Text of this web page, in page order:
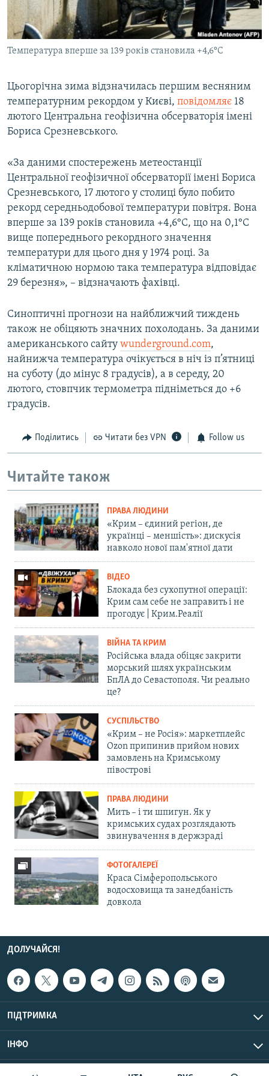
ВІДЕОУРОКИ «ELIFBE»
СВІДЧЕННЯ ОКУПАЦІЇ
УКРАЇНСЬКА ПРОБЛЕМА КРИМУ
Русский
Qırımtatar
Усі сайти RFE/RL
Температура вперше за 139 років становила +4,6°С
Цьогорічна зима відзначилась першим весняним
температурним рекордом у Києві, повідомляє 18
лютого Центральна геофізична обсерваторія імені
Бориса Срезневського.
«За даними спостережень метеостанції
Центральної геофізичної обсерваторії імені Бориса
Срезневського, 17 лютого у столиці було побито
рекорд середньодобової температури повітря. Вона
вперше за 139 років становила +4,6°С, що на 0,1°С
вище попереднього рекордного значення
температури для цього дня у 1974 році. За
кліматичною нормою така температура відповідає
29 березня», – відзначають фахівці.
Синоптичні прогнози на найближчий тиждень
також не обіцяють значних похолодань. За даними
американського сайту wunderground.com,
найнижча температура очікується в ніч із п’ятниці
на суботу (до мінус 8 градусів), а в середу, 20
лютого, стовпчик термометра підніметься до +6
градусів.
Поділитись Читати без VPN Follow us
Читайте також
ПРАВА ЛЮДИНИ
«Крим – єдиний регіон, де
українці – меншість»: дискусія
навколо нової пам'ятної дати
ВІДЕО
Блокада без сухопутної операції:
Крим сам себе не заправить і не
прогодує | Крим.Реалії
ВІЙНА ТА КРИМ
Російська влада обіцяє закрити
морський шлях українським
БпЛА до Севастополя. Чи реально
це?
СУСПІЛЬСТВО
«Крим – не Росія»: маркетплейс
Ozon припинив прийом нових
замовлень на Кримському
півострові
ПРАВА ЛЮДИНИ
Мить – і ти шпигун. Як у
кримських судах розглядають
звинувачення в держзраді
ФОТОГАЛЕРЕЇ
Краса Сімферопольського
водосховища та занедбаність
довкола
ДОЛУЧАЙСЯ!
ПІДТРИМКА
ІНФО